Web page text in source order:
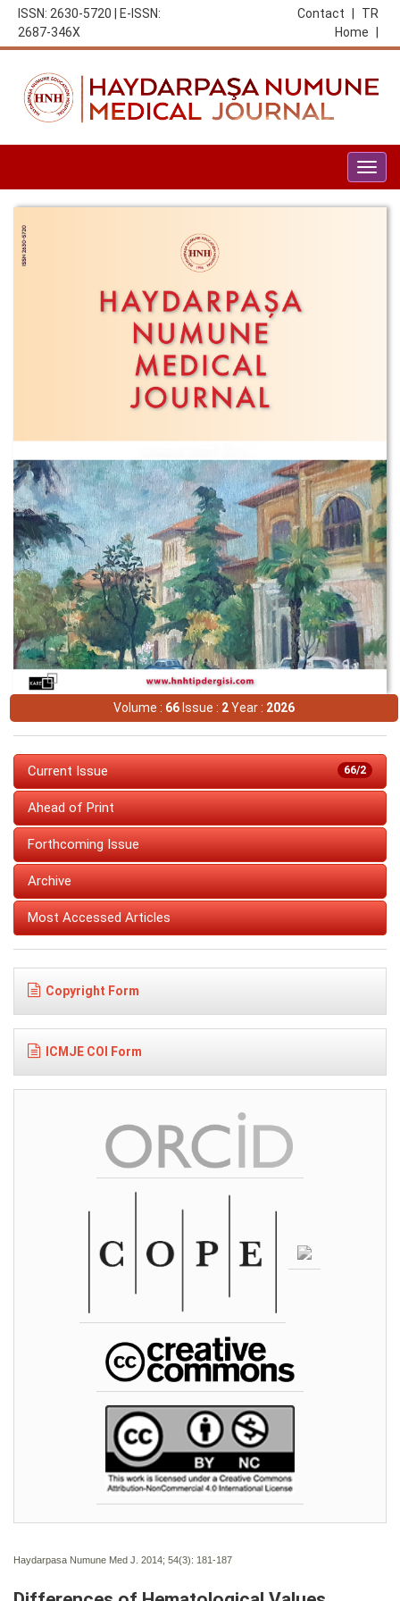
ISSN: 2630-5720 | E-ISSN:
2687-346X
TR
Contact
Home
Volume : 66Issue : 2Year : 2026
66/2
Current Issue
Ahead of Print
Forthcoming Issue
Archive
Most Accessed Articles
Copyright Form
ICMJE COI Form
Haydarpasa Numune Med J. 2014; 54(3): 181-187